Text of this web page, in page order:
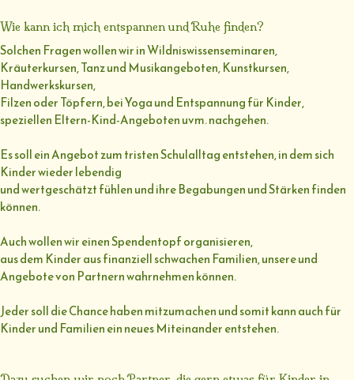
Wie kann ich mich entspannen und Ruhe finden?
Solchen Fragen wollen wir in Wildniswissenseminaren,
Kräuterkursen, Tanz und Musikangeboten, Kunstkursen,
Handwerkskursen,
Filzen oder Töpfern, bei Yoga und Entspannung für Kinder,
speziellen Eltern-Kind-Angeboten uvm. nachgehen.
Es soll ein Angebot zum tristen Schulalltag entstehen, in dem sich
Kinder wieder lebendig
und wertgeschätzt fühlen und ihre Begabungen und Stärken finden
können.
Auch wollen wir einen Spendentopf organisieren,
aus dem Kinder aus finanziell schwachen Familien, unsere und
Angebote von Partnern wahrnehmen können.
Jeder soll die Chance haben mitzumachen und somit kann auch für
Kinder und Familien ein neues Miteinander entstehen.